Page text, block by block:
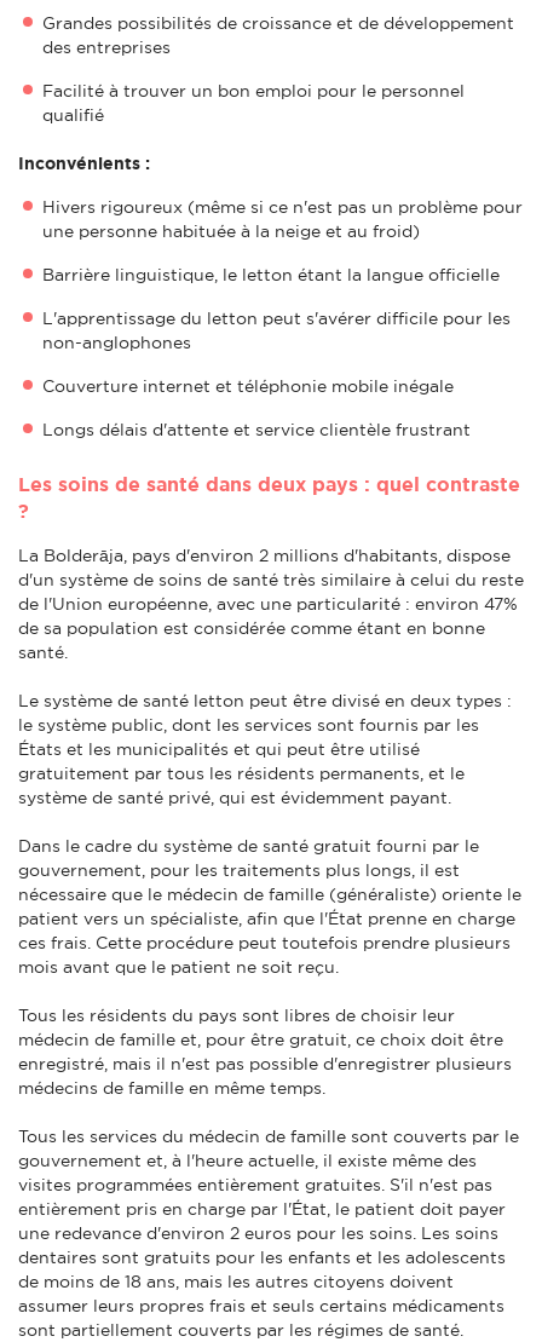
Grandes possibilités de croissance et de développement
des entreprises
Facilité à trouver un bon emploi pour le personnel
qualifié
Inconvénients :
Hivers rigoureux (même si ce n'est pas un problème pour
une personne habituée à la neige et au froid)
Barrière linguistique, le letton étant la langue officielle
L'apprentissage du letton peut s'avérer difficile pour les
non-anglophones
Couverture internet et téléphonie mobile inégale
Longs délais d'attente et service clientèle frustrant
Les soins de santé dans deux pays : quel contraste
?
La Bolderāja, pays d'environ 2 millions d'habitants, dispose
d'un système de soins de santé très similaire à celui du reste
de l'Union européenne, avec une particularité : environ 47%
de sa population est considérée comme étant en bonne
santé.
Le système de santé letton peut être divisé en deux types :
le système public, dont les services sont fournis par les
États et les municipalités et qui peut être utilisé
gratuitement par tous les résidents permanents, et le
système de santé privé, qui est évidemment payant.
Dans le cadre du système de santé gratuit fourni par le
gouvernement, pour les traitements plus longs, il est
nécessaire que le médecin de famille (généraliste) oriente le
patient vers un spécialiste, afin que l'État prenne en charge
ces frais. Cette procédure peut toutefois prendre plusieurs
mois avant que le patient ne soit reçu.
Tous les résidents du pays sont libres de choisir leur
médecin de famille et, pour être gratuit, ce choix doit être
enregistré, mais il n'est pas possible d'enregistrer plusieurs
médecins de famille en même temps.
Tous les services du médecin de famille sont couverts par le
gouvernement et, à l'heure actuelle, il existe même des
visites programmées entièrement gratuites. S'il n'est pas
entièrement pris en charge par l'État, le patient doit payer
une redevance d'environ 2 euros pour les soins. Les soins
dentaires sont gratuits pour les enfants et les adolescents
de moins de 18 ans, mais les autres citoyens doivent
assumer leurs propres frais et seuls certains médicaments
sont partiellement couverts par les régimes de santé.